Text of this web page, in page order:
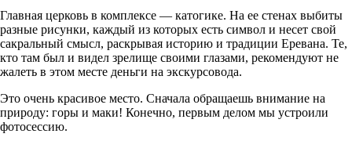
Главная церковь в комплексе — катогике. На ее стенах выбиты
разные рисунки, каждый из которых есть символ и несет свой
сакральный смысл, раскрывая историю и традиции Еревана. Те,
кто там был и видел зрелище своими глазами, рекомендуют не
жалеть в этом месте деньги на экскурсовода.
Это очень красивое место. Сначала обращаешь внимание на
природу: горы и маки! Конечно, первым делом мы устроили
фотосессию.